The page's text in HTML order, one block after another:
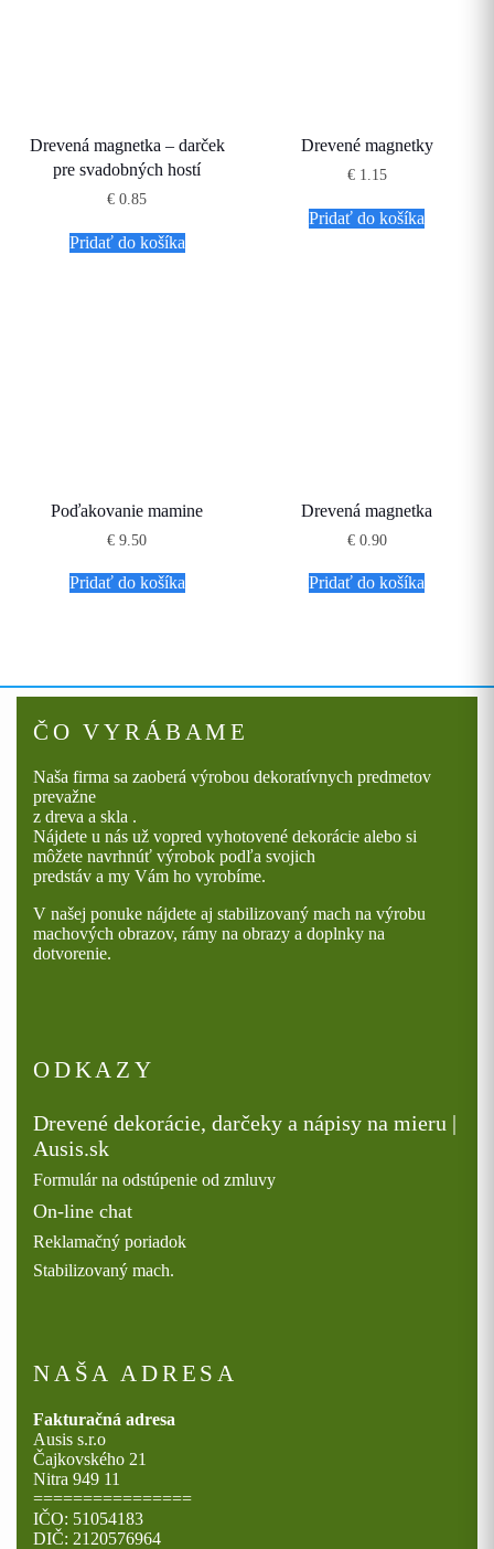
Drevená magnetka – darček
pre svadobných hostí
€ 0.85
Pridať do košíka
Drevené magnetky
€1.15
Pridať do košíka
Poďakovanie mamine
€ 9.50
Pridať do košíka
Drevená magnetka
€0.90
Pridať do košíka
ČO VYRÁBAME
Naša firma sa zaoberá výrobou dekoratívnych predmetov
prevažne
z dreva a skla .
Nájdete u nás už vopred vyhotovené dekorácie alebo si
môžete navrhnúť výrobok podľa svojich
predstáv a my Vám ho vyrobíme.
V našej ponuke nájdete aj stabilizovaný mach na výrobu
machových obrazov, rámy na obrazy a doplnky na
dotvorenie.
ODKAZY
Drevené dekorácie, darčeky a nápisy na mieru |
Ausis.sk
Formulár na odstúpenie od zmluvy
On-line chat
Reklamačný poriadok
Stabilizovaný mach.
NAŠA ADRESA
Fakturačná adresa
Ausis s.r.o
Čajkovského 21
Nitra 949 11
================
IČO: 51054183
DIČ: 2120576964